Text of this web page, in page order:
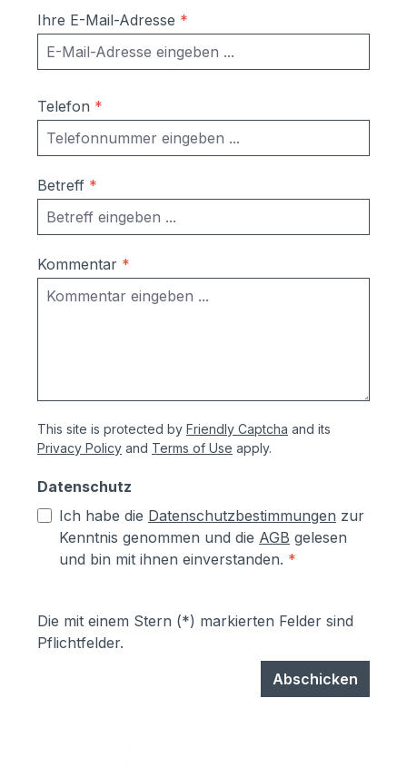
Ihre E-Mail-Adresse *
Telefon *
Betreff *
Kommentar *
This site is protected by Friendly Captcha and its
Privacy Policy and Terms of Use apply.
Datenschutz
Ich habe die Datenschutzbestimmungen zur
Kenntnis genommen und die AGB gelesen
und bin mit ihnen einverstanden. *
Die mit einem Stern (*) markierten Felder sind
Pflichtfelder.
Abschicken